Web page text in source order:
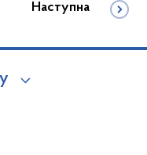
Наступна